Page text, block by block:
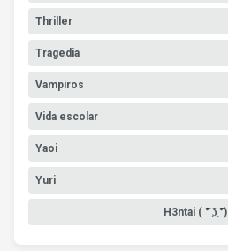
Thriller
Tragedia
Vampiros
Vida escolar
Yaoi
Yuri
H3ntai ( ͡° ͜ʖ ͡°)